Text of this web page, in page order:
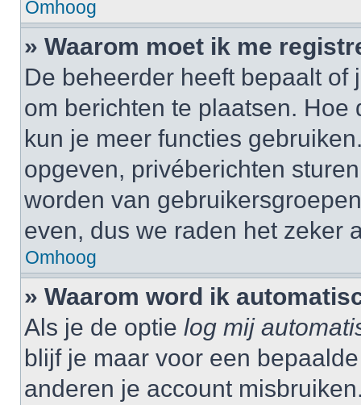
Omhoog
» Waarom moet ik me
De beheerder heeft bepaalt
om berichten te plaatsen.
kun je meer functies
opgeven, privéberichten
worden van
even, dus we raden het zeker
Omhoog
» Waarom word ik
Als je de optie log mij
blijf je maar voor een
anderen je account